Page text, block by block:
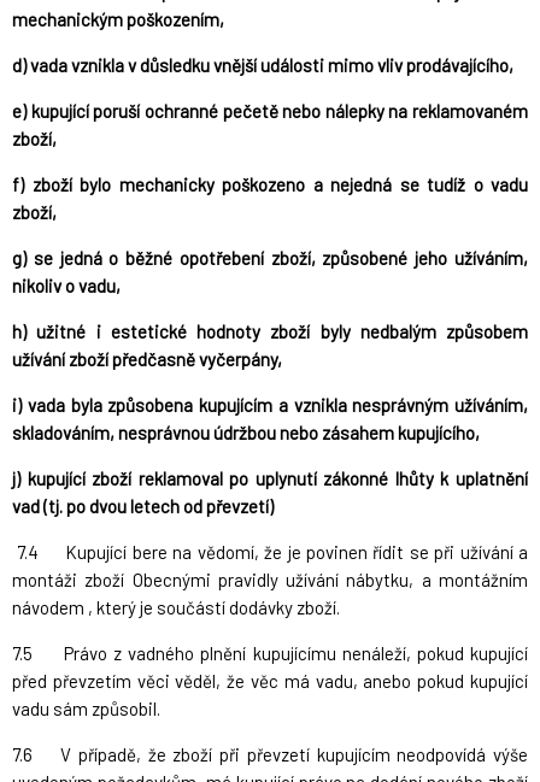
mechanickým poškozením,
d) vada vznikla v důsledku vnější události mimo vliv prodávajícího,
e) kupující poruší ochranné pečetě nebo nálepky na reklamovaném
zboží,
f) zboží bylo mechanicky poškozeno a nejedná se tudíž o vadu
zboží,
g) se jedná o běžné opotřebení zboží, způsobené jeho užíváním,
nikoliv o vadu,
h) užitné i estetické hodnoty zboží byly nedbalým způsobem
užívání zboží předčasně vyčerpány,
i) vada byla způsobena kupujícím a vznikla nesprávným užíváním,
skladováním, nesprávnou údržbou nebo zásahem kupujícího,
j) kupující zboží reklamoval po uplynutí zákonné lhůty k uplatnění
vad (tj. po dvou letech od převzetí)
7.4 Kupující bere na vědomí, že je povinen řídit se při užívání a
montáži zboží Obecnými pravidly užívání nábytku, a montážním
návodem , který je součástí dodávky zboží.
7.5 Právo z vadného plnění kupujícímu nenáleží, pokud kupující
před převzetím věci věděl, že věc má vadu, anebo pokud kupující
vadu sám způsobil.
7.6 V případě, že zboží při převzetí kupujícím neodpovídá výše